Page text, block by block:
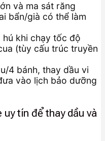
và ma sát răng
bẩn/già có thể làm
hú khi chạy tốc độ
(tùy cấu trúc truyền
4 bánh, thay dầu vi
vào lịch bảo dưỡng
tín để thay dầu và